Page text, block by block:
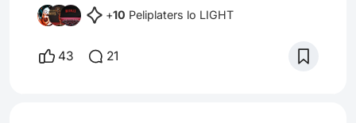
vivencia con mi esposo, donde estuve en
una burbuja donde creí ser amada y en
consecuencia estuve y me mantuve con mi
pareja sin importar los problemas, ya que
+10 Peliplaters lo LIGHT
43 21